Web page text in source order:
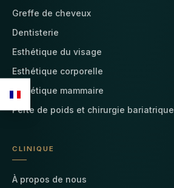
Greffe de cheveux
Dentisterie
Esthétique du visage
Esthétique corporelle
Esthétique mammaire
Perte de poids et chirurgie bariatrique
CLINIQUE
À propos de nous